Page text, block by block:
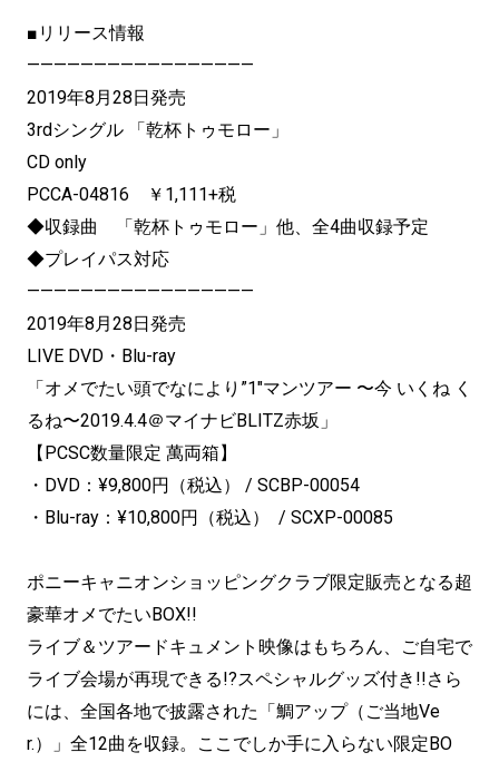
■リリース情報
—————————————————
2019年8月28日発売
3rdシングル 「乾杯トゥモロー」
CD only
PCCA-04816 ￥1,111+税
◆収録曲 「乾杯トゥモロー」他、全4曲収録予定
◆プレイパス対応
—————————————————
2019年8月28日発売
LIVE DVD・Blu-ray
「オメでたい頭でなにより”1″マンツアー 〜今 いくね く
るね〜2019.4.4＠マイナビBLITZ赤坂」
【PCSC数量限定 萬両箱】
・DVD：¥9,800円（税込） / SCBP-00054
・Blu-ray：¥10,800円（税込） / SCXP-00085
ポニーキャニオンショッピングクラブ限定販売となる超
豪華オメでたいBOX!!
ライブ＆ツアードキュメント映像はもちろん、ご自宅で
ライブ会場が再現できる!?スペシャルグッズ付き!!さら
には、全国各地で披露された「鯛アップ（ご当地Ve
r.）」全12曲を収録。ここでしか手に入らない限定BO